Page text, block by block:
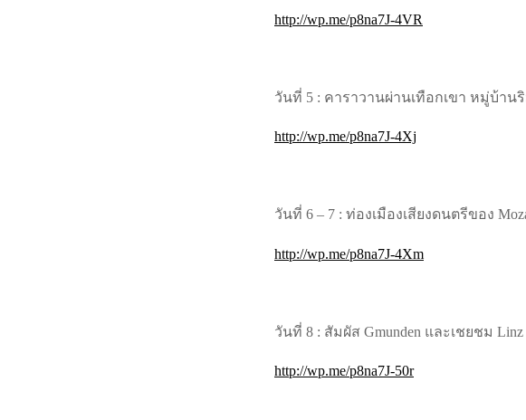
http://wp.me/p8na7J-4VR
วันที่ 5 : คาราวานผ่านเทือกเขา หมู่บ้านริ
http://wp.me/p8na7J-4Xj
วันที่ 6 – 7 : ท่องเมืองเสียงดนตรีของ
http://wp.me/p8na7J-4Xm
วันที่ 8 : สัมผัส Gmunden และเชยชม Linz
http://wp.me/p8na7J-50r